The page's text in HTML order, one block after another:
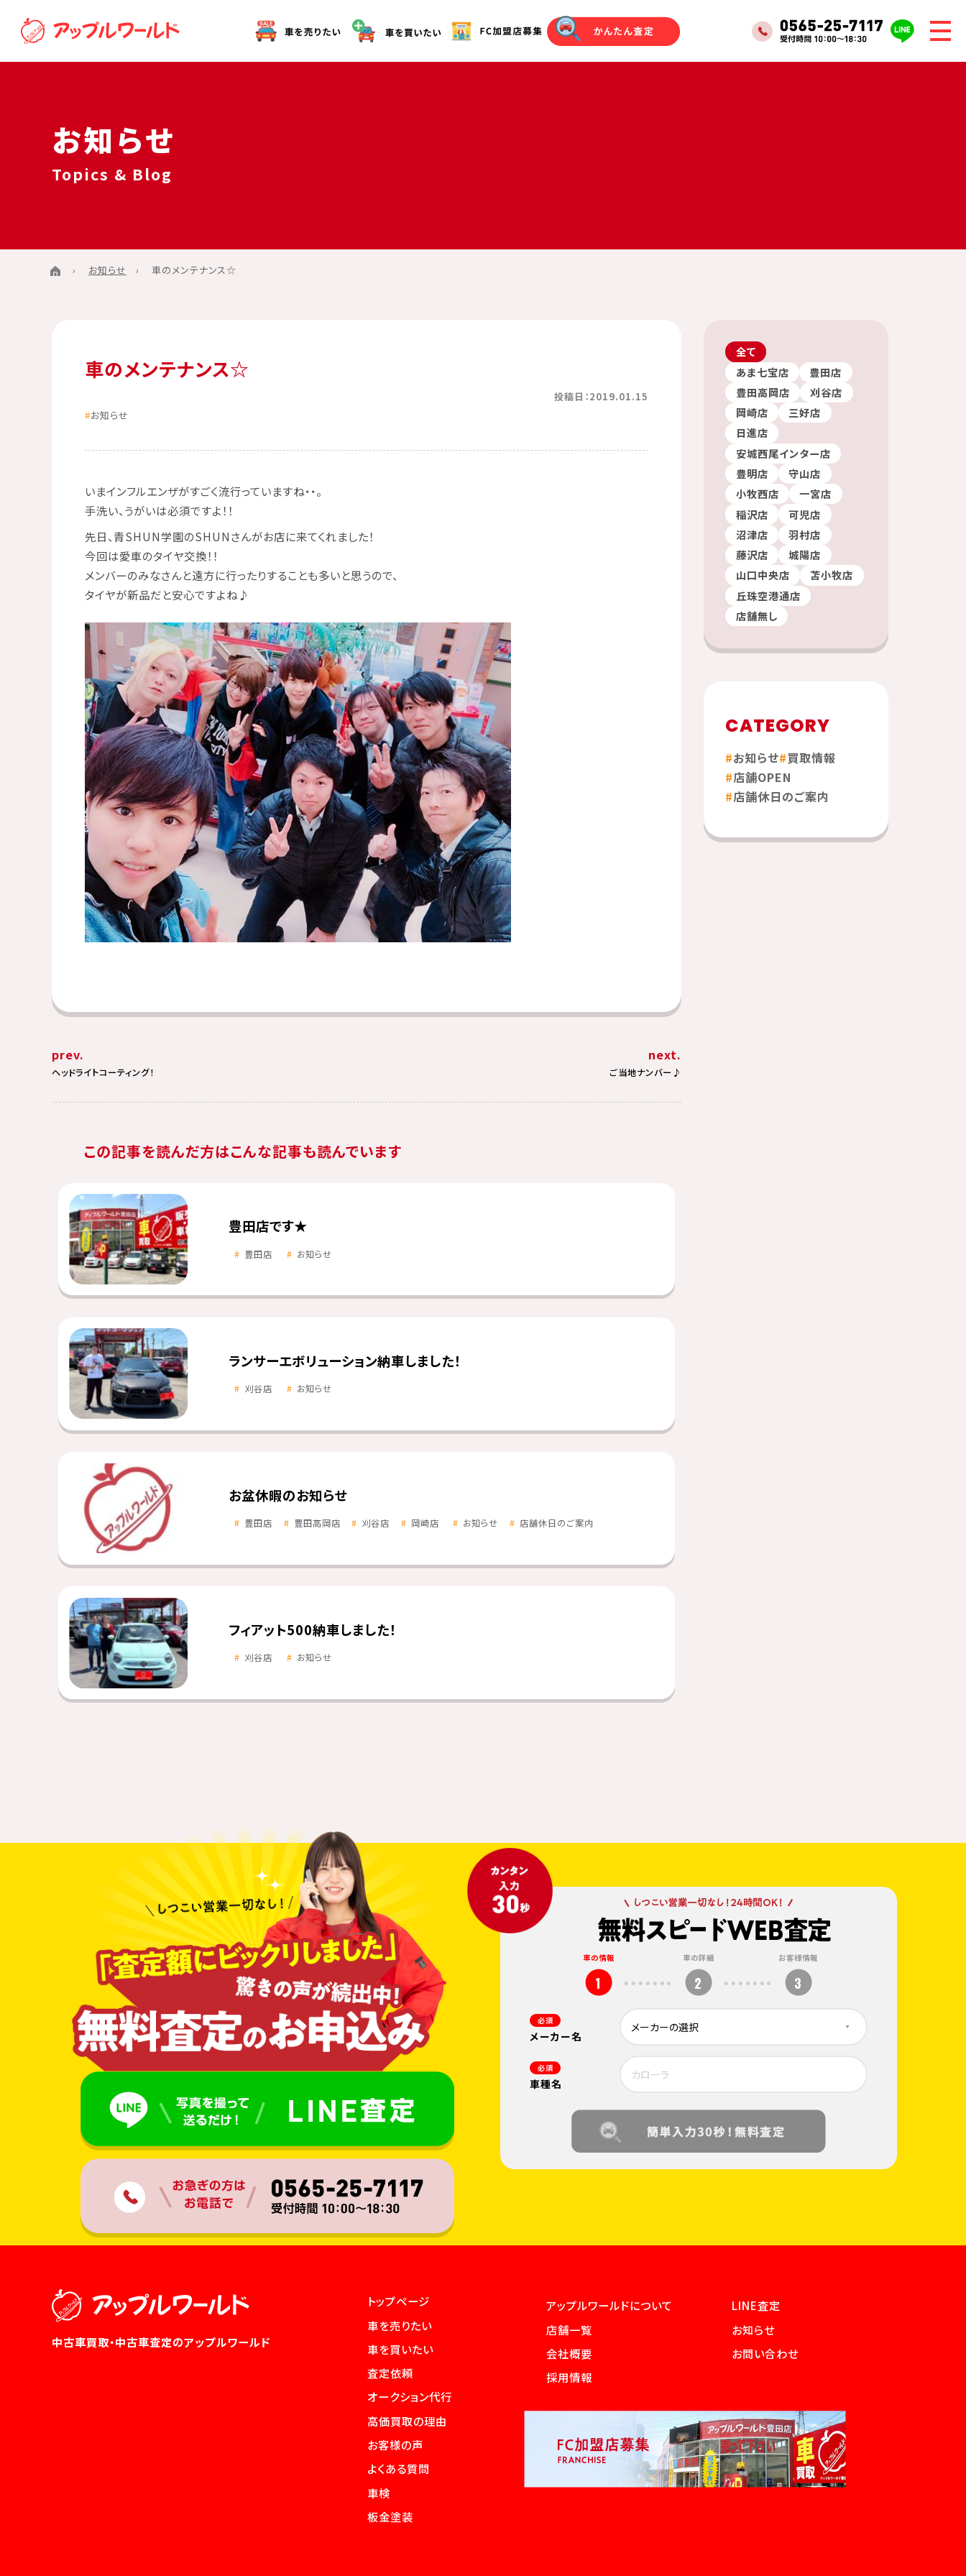
お知らせ
Topics & Blog
お知らせ 車のメンテナンス☆
車のメンテナンス☆
投稿日：2019.01.15
お知らせ
いまインフルエンザがすごく流行っていますね・・。
手洗い、うがいは必須ですよ！！
先日、青SHUN学園のSHUNさんがお店に来てくれました！
今回は愛車のタイヤ交換！！
メンバーのみなさんと遠方に行ったりすることも多いと思うので、
タイヤが新品だと安心ですよね♪
prev.
ヘッドライトコーティング！
next.
ご当地ナンバー♪
この記事を読んだ方はこんな記事も読んでいます
豊田店です★
豊田店 お知らせ
ランサーエボリューション納車しました！
刈谷店 お知らせ
お盆休暇のお知らせ
豊田店 豊田高岡店 刈谷店 岡崎店 お知らせ 店舗休日のご案内
フィアット500納車しました！
刈谷店 お知らせ
全て
あま七宝店
豊田店
豊田高岡店
刈谷店
岡崎店
三好店
日進店
安城西尾インター店
豊明店
守山店
小牧西店
一宮店
稲沢店
可児店
沼津店
羽村店
藤沢店
城陽店
山口中央店
苫小牧店
丘珠空港通店
店舗無し
CATEGORY
お知らせ 買取情報
店舗OPEN
店舗休日のご案内
車の情報
1
車の詳細
2
お客様情報
3
必須
メーカー名
必須
車種名
中古車買取・中古車査定のアップルワールド
トップページ
車を売りたい
車を買いたい
査定依頼
オークション代行
高価買取の理由
お客様の声
よくある質問
車検
板金塗装
アップルワールドについて
店舗一覧
会社概要
採用情報
LINE査定
お知らせ
お問い合わせ